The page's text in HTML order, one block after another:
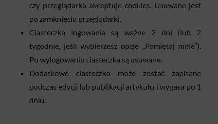
czy przeglądarka akceptuje cookies. Usuwane jest
po zamknięciu przeglądarki.
Ciasteczka logowania są ważne 2 dni (lub 2
tygodnie, jeśli wybierzesz opcję „Pamiętaj mnie”).
Po wylogowaniu ciasteczka są usuwane.
Dodatkowe ciasteczko może zostać zapisane
podczas edycji lub publikacji artykułu i wygasa po 1
dniu.